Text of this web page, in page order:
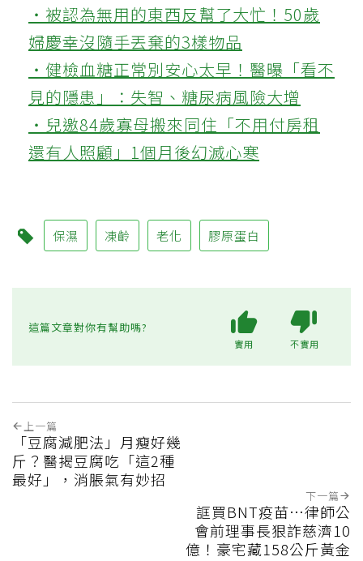
‧被認為無用的東西反幫了大忙！50歲
婦慶幸沒隨手丟棄的3樣物品
‧健檢血糖正常別安心太早！醫曝「看不
見的隱患」：失智、糖尿病風險大增
‧兒邀84歲寡母搬來同住「不用付房租
還有人照顧」1個月後幻滅心寒
保濕 凍齡 老化 膠原蛋白
這篇文章對你有幫助嗎?
實用 不實用
上一篇
「豆腐減肥法」月瘦好幾
斤？醫揭豆腐吃「這2種
最好」，消脹氣有妙招
下一篇
誆買BNT疫苗…律師公
會前理事長狠詐慈濟10
億！豪宅藏158公斤黃金